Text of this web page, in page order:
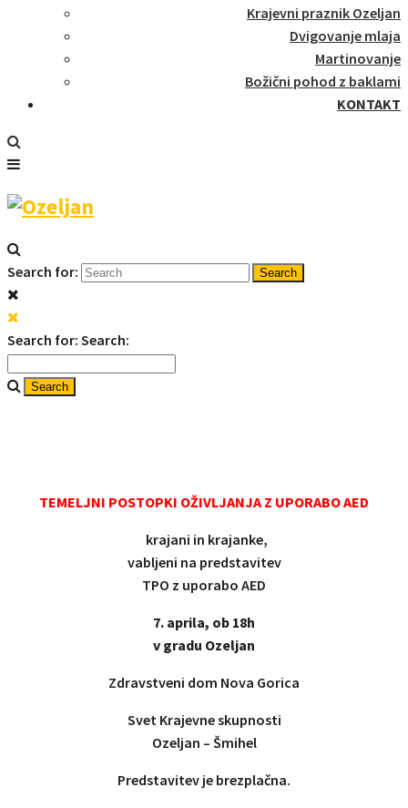
Krajevni praznik Ozeljan
Dvigovanje mlaja
Martinovanje
Božični pohod z baklami
KONTAKT
Search for:
Search for: Search:
TEMELJNI POSTOPKI OŽIVLJANJA Z UPORABO AED
krajani in krajanke,
vabljeni na predstavitev
TPO z uporabo AED
7. aprila, ob 18h
v gradu Ozeljan
Zdravstveni dom Nova Gorica
Svet Krajevne skupnosti
Ozeljan – Šmihel
Predstavitev je brezplačna.